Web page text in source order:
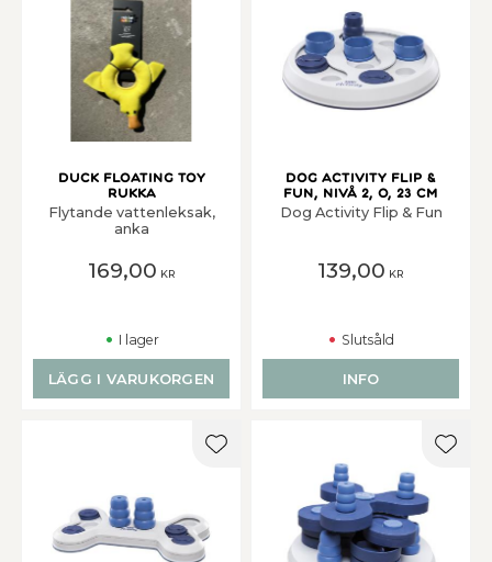
DUCK FLOATING TOY
Rukka
Flytande vattenleksak,
anka
169,00 KR
I lager
LÄGG I VARUKORGEN
Dog Activity Flip &
Fun, Nivå 2, o, 23 cm
Dog Activity Flip & Fun
139,00 KR
Slutsåld
INFO
Lägg till i favoriter